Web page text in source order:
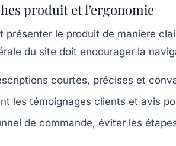
produit et l’ergonomie
présenter le produit de manière
du site doit encourager la
courtes, précises et
les témoignages clients et avis
de commande, éviter les